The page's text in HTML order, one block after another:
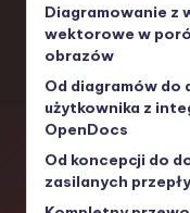
Diagramowanie z
wektorowe w
obrazów
Od diagramów do
użytkownika z
OpenDocs
Od koncepcji do
zasilanych